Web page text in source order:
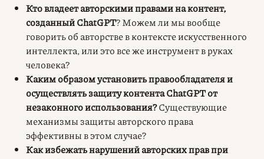
Кто владеет авторскими правами на контент,
созданный ChatGPT? Можем ли мы вообще
говорить об авторстве в контексте искусственного
интеллекта, или это все же инструмент в руках
человека?
Каким образом установить правообладателя и
осуществлять защиту контента ChatGPT от
незаконного использования?Существующие
механизмы защиты авторского права
эффективны в этом случае?
Как избежать нарушений авторских прав при